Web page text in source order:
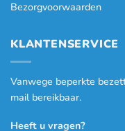
Bezorgvoorwaarden
KLANTENSERVICE
Vanwege beperkte
mail bereikbaar.
Heeft u vragen?